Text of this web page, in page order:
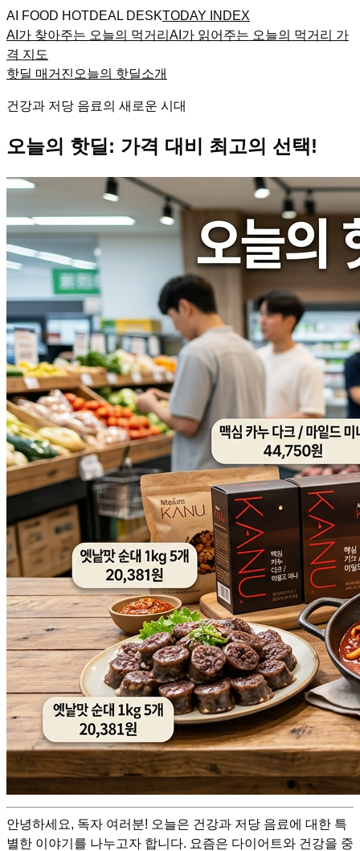
AI FOOD HOTDEAL DESKTODAY INDEX
AI가 찾아주는 오늘의 먹거리 AI가 읽어주는 오늘의 먹거리 가
격 지도
핫딜 매거진 오늘의 핫딜소개
건강과 저당 음료의 새로운 시대
오늘의 핫딜: 가격 대비 최고의 선택!
안녕하세요, 독자 여러분! 오늘은 건강과 저당 음료에 대한 특
별한 이야기를 나누고자 합니다. 요즘은 다이어트와 건강을 중